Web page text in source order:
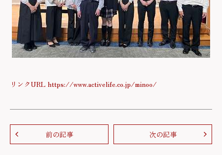
リンクURL https://www.activelife.co.jp/minoo/
前の記事 次の記事